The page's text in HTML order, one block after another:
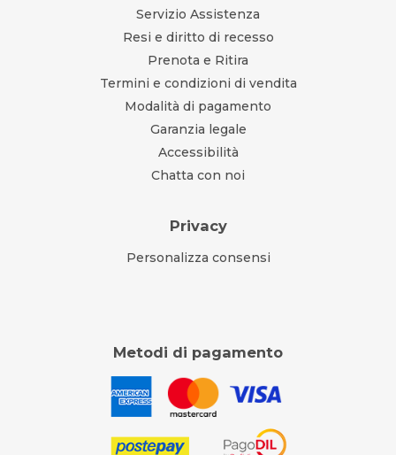
Servizio Assistenza
Resi e diritto di recesso
Prenota e Ritira
Termini e condizioni di vendita
Modalità di pagamento
Garanzia legale
Accessibilità
Chatta con noi
Privacy
Personalizza consensi
Metodi di pagamento